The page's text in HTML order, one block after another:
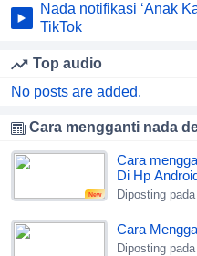
Nada notifikasi ‘Anak
TikTok
Top audio
No posts are added.
Cara mengganti nada
New
Cara
Di Hp
Diposting
Cara
Diposting